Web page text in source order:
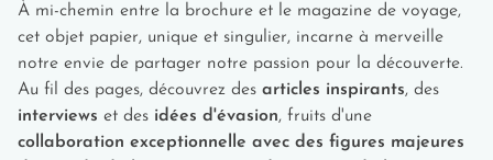
À mi-chemin entre la brochure et le magazine de voyage,
cet objet papier, unique et singulier, incarne à merveille
notre envie de partager notre passion pour la découverte.
Au fil des pages, découvrez des articles inspirants, des
interviews et des idées d'évasion, fruits d'une
collaboration exceptionnelle avec des figures majeures